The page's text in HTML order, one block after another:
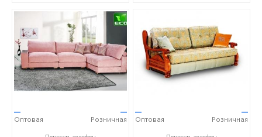
—
Оптовая
—
Розничная
—
Оптовая
—
Розничная